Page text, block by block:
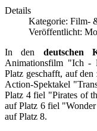
Details
Kategorie: Film-
Veröffentlicht:
In den deutschen
Animationsfilm "Ich -
Platz geschafft, auf
Action-Spektakel
Platz 4 fiel "Pirates of
auf Platz 6 fiel
auf Platz 8.